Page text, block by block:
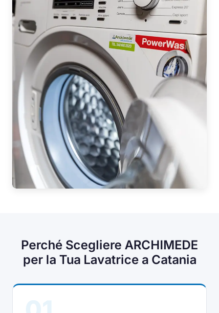
Perché Scegliere ARCHIMEDE
per la Tua Lavatrice a Catania